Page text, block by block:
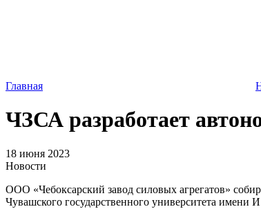
Главная
ЧЗСА разработает
18 июня 2023
Новости
ООО «Чебоксарский завод силовых агрегатов»
Чувашского государственного университета имени